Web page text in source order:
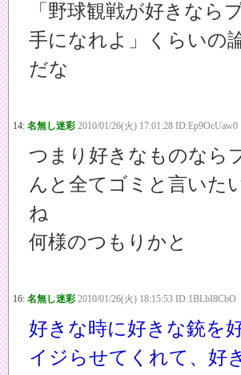
「野球観戦が好きなら
手になれよ」くらいの
だな
14: 名無し迷彩 2010/01/26(火) 17:01:28 ID:Ep9OcUaw0
つまり好きなものなら
んと全てゴミと言いた
ね
何様のつもりかと
16: 名無し迷彩 2010/01/26(火) 18:15:53 ID:1BLbI8CbO
好きな時に好きな銃を
イジらせてくれて、好